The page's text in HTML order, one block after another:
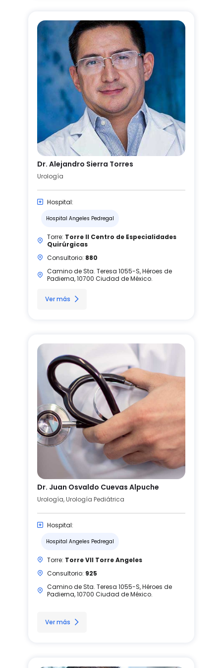
Dr. Alejandro Sierra Torres
Urología
Hospital:
Hospital Angeles Pedregal
Torre: Torre II Centro de Especialidades
Quirúrgicas
Consultorio: 880
Camino de Sta. Teresa 1055-S, Héroes de
Padierna, 10700 Ciudad de México.
Ver más
Dr. Juan Osvaldo Cuevas Alpuche
Urología, Urología Pediátrica
Hospital:
Hospital Angeles Pedregal
Torre: Torre VII Torre Angeles
Consultorio: 925
Camino de Sta. Teresa 1055-S, Héroes de
Padierna, 10700 Ciudad de México.
Ver más